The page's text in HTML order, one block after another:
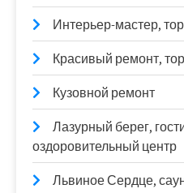
Интерьер-мастер,
Красивый ремонт,
Кузовной ремонт
Лазурный берег,
оздоровительный центр
Львиное Сердце,